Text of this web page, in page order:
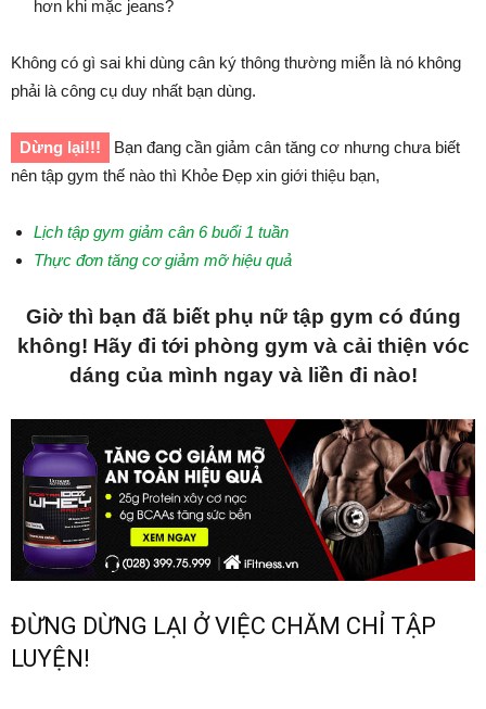
hơn khi mặc jeans?
Không có gì sai khi dùng cân ký thông thường miễn là nó không
phải là công cụ duy nhất bạn dùng.
Dừng lại!!!
Bạn đang cần giảm cân tăng cơ nhưng chưa biết
nên tập gym thế nào thì Khỏe Đẹp xin giới thiệu bạn,
Lịch tập gym giảm cân 6 buổi 1 tuần
Thực đơn tăng cơ giảm mỡ hiệu quả
Giờ thì bạn đã biết phụ nữ tập gym có đúng
không! Hãy đi tới phòng gym và cải thiện vóc
dáng của mình ngay và liền đi nào!
ĐỪNG DỪNG LẠI Ở VIỆC CHĂM CHỈ TẬP
LUYỆN!